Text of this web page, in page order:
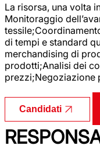
La risorsa, una volta
Monitoraggio
di tempi e standard
merchandising di
prodotti;Analisi dei
prezzi;Negoziazione
Candidati